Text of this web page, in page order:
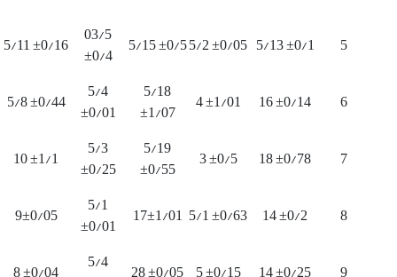
5
5/13 ±0/1
5/2 ±0/05
5/15 ±0/5
03/5
±0/4
5/11 ±0/16
6
16 ±0/14
4 ±1/01
5/18
±1/07
5/4
±0/01
5/8 ±0/44
7
18 ±0/78
3 ±0/5
5/19
±0/55
5/3
±0/25
10 ±1/1
8
14 ±0/2
5/1 ±0/63
17±1/01
5/1
±0/01
9±0/05
5/4